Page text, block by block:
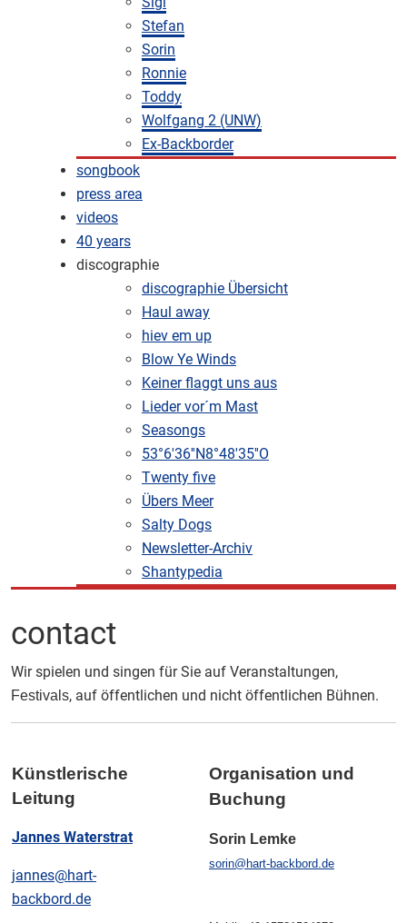
Stefan
Sorin
Ronnie
Toddy
Wolfgang 2 (UNW)
Ex-Backborder
songbook
press area
videos
40 years
discographie
discographie Übersicht
Haul away
hiev em up
Blow Ye Winds
Keiner flaggt uns aus
Lieder vor´m Mast
Seasongs
53°6'36''N8°48'35''O
Twenty five
Übers Meer
Salty Dogs
Newsletter-Archiv
Shantypedia
contact
Wir spielen und singen für Sie auf Veranstaltungen,
Festivals, auf öffentlichen und nicht öffentlichen Bühnen.
Künstlerische
Leitung
Jannes Waterstrat
jannes@hart-
backbord.de
Organisation und
Buchung
Sorin Lemke
sorin@hart-backbord.de